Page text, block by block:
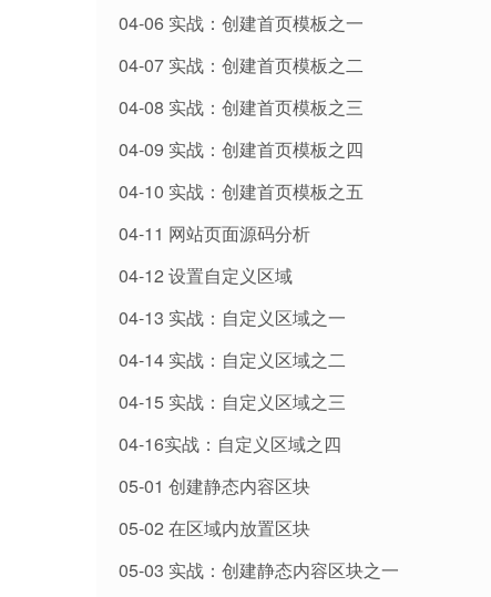
04-06 实战：创建首页模板之一
04-07 实战：创建首页模板之二
04-08 实战：创建首页模板之三
04-09 实战：创建首页模板之四
04-10 实战：创建首页模板之五
04-11 网站页面源码分析
04-12 设置自定义区域
04-13 实战：自定义区域之一
04-14 实战：自定义区域之二
04-15 实战：自定义区域之三
04-16实战：自定义区域之四
05-01 创建静态内容区块
05-02 在区域内放置区块
05-03 实战：创建静态内容区块之一